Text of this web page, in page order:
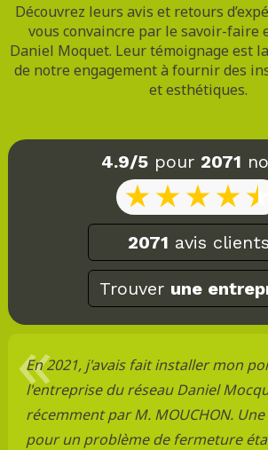
Découvrez leurs avis et retours
vous convaincre par le savoir-faire
Daniel Moquet. Leur témoignage est
de notre engagement à fournir des
et esthétiques.
4.9/5 pour 2071
2071 avis clients
Trouver une
En 2021, j'avais fait installer mon
l'entreprise du réseau Daniel
récemment par M. MOUCHON.
pour un problème de fermeture